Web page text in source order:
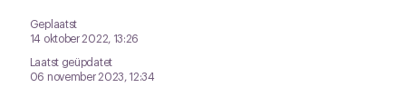
Geplaatst
14 oktober 2022, 13:26
Laatst geüpdatet
06 november 2023, 12:34